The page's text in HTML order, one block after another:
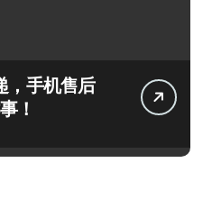
，手机售后
！